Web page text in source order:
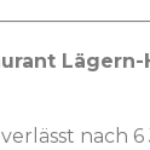
nach